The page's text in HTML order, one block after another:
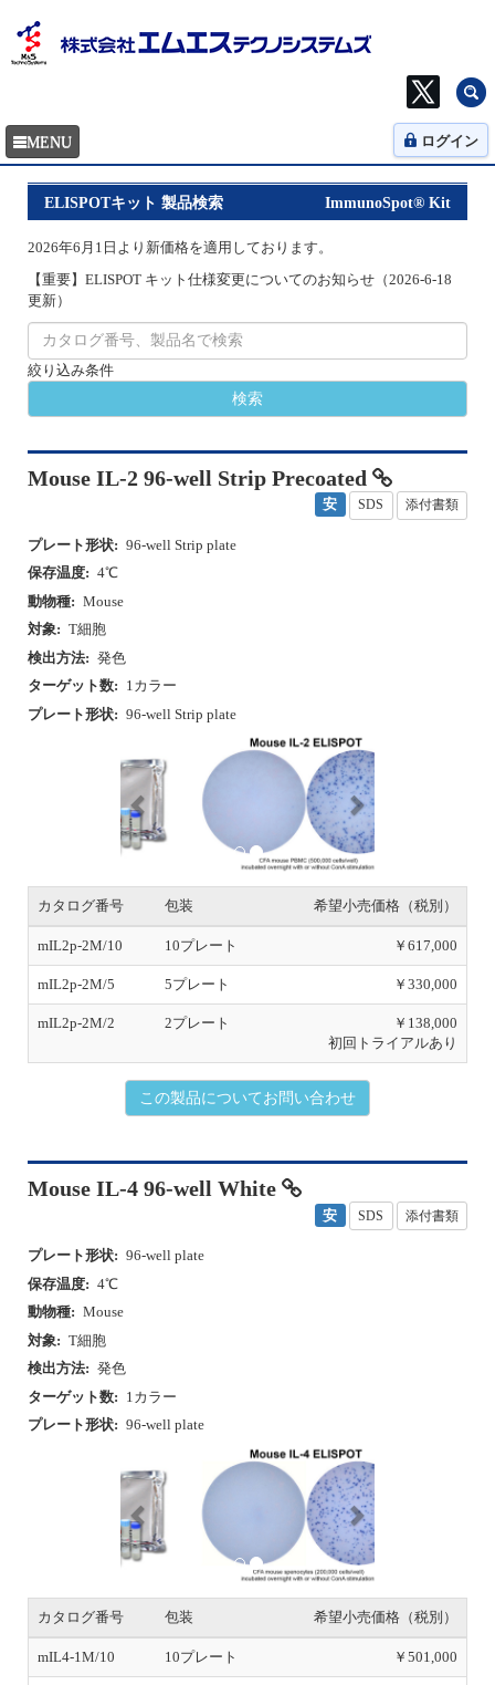
ログイン
ImmunoSpot® Kit
ELISPOTキット 製品検索
2026年6月1日より新価格を適用しております。
【重要】ELISPOT キット仕様変更についてのお知らせ（2026-6-18
更新）
絞り込み条件
Mouse IL-2 96-well Strip Precoated
安 SDS 添付書類
プレート形状: 96-well Strip plate
保存温度: 4℃
動物種: Mouse
対象: T細胞
検出方法: 発色
ターゲット数: 1カラー
プレート形状: 96-well Strip plate
r
e
v
i
o
s
N
e
x
t
カタログ番号 包装 希望小売価格（税別）
mIL2p-2M/10 10プレート ￥617,000
mIL2p-2M/5 5プレート ￥330,000
mIL2p-2M/2 2プレート
￥138,000
初回トライアルあり
この製品についてお問い合わせ
Mouse IL-4 96-well White
安 SDS 添付書類
プレート形状: 96-well plate
保存温度: 4℃
動物種: Mouse
対象: T細胞
検出方法: 発色
ターゲット数: 1カラー
プレート形状: 96-well plate
r
e
v
i
o
s
N
e
x
t
カタログ番号 包装 希望小売価格（税別）
mIL4-1M/10 10プレート ￥501,000